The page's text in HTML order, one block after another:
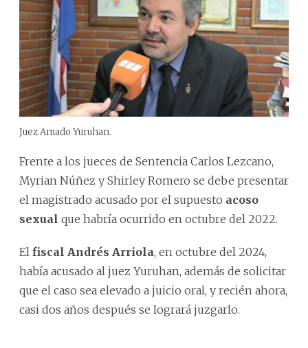
Juez Amado Yuruhan.
Frente a los jueces de Sentencia Carlos Lezcano,
Myrian Núñez y Shirley Romero se debe presentar
el magistrado acusado por el supuesto acoso
sexual que habría ocurrido en octubre del 2022.
El fiscal Andrés Arriola, en octubre del 2024,
había acusado al juez Yuruhan, además de solicitar
que el caso sea elevado a juicio oral, y recién ahora,
casi dos años después se logrará juzgarlo.